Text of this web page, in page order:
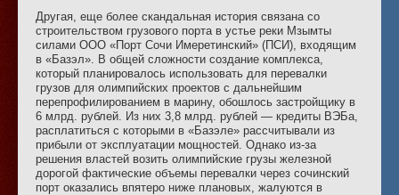
Другая, еще более скандальная история связана со
строительством грузового порта в устье реки Мзымты
силами ООО «Порт Сочи Имеретинский» (ПСИ), входящим
в «Базэл». В общей сложности создание комплекса,
который планировалось использовать для перевалки
грузов для олимпийских проектов с дальнейшим
перепрофилированием в марину, обошлось застройщику в
6 млрд. рублей. Из них 3,8 млрд. рублей — кредиты ВЭБа,
расплатиться с которыми в «Базэле» рассчитывали из
прибыли от эксплуатации мощностей. Однако из-за
решения властей возить олимпийские грузы железной
дорогой фактические объемы перевалки через сочинский
порт оказались впятеро ниже плановых, жалуются в